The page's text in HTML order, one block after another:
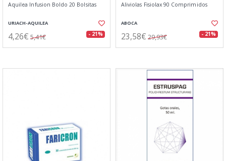
Aquilea Infusion Boldo 20 Bolsitas
URIACH-AQUILEA
4,26€ 5,41€ - 21%
Aliviolas Fisiolax 90 Comprimidos
ABOCA
23,58€ 29,93€ - 21%